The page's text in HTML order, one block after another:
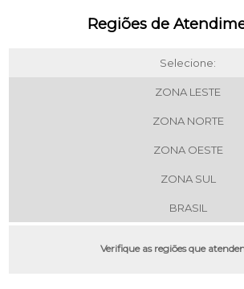
Regiões de
Selecione:
ZONA LESTE
ZONA NORTE
ZONA OESTE
ZONA SUL
BRASIL
Verifique as regiões que